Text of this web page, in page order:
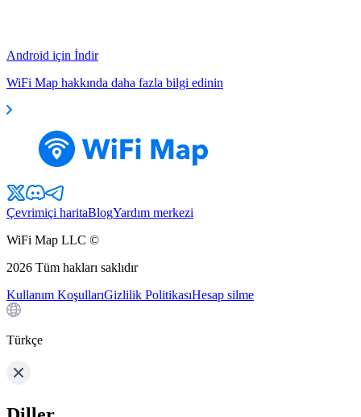
Android için İndir
WiFi Map hakkında daha fazla bilgi edinin
Çevrimiçi haritaBlogYardım merkezi
WiFi Map LLC ©
2026 Tüm hakları saklıdır
Kullanım KoşullarıGizlilik PolitikasıHesap silme
Türkçe